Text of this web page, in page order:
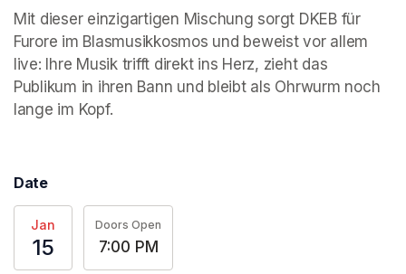
Mit dieser einzigartigen Mischung sorgt DKEB für
Furore im Blasmusikkosmos und beweist vor allem
live: Ihre Musik trifft direkt ins Herz, zieht das
Publikum in ihren Bann und bleibt als Ohrwurm noch
lange im Kopf.
Date
Jan
15
Doors Open
7:00 PM